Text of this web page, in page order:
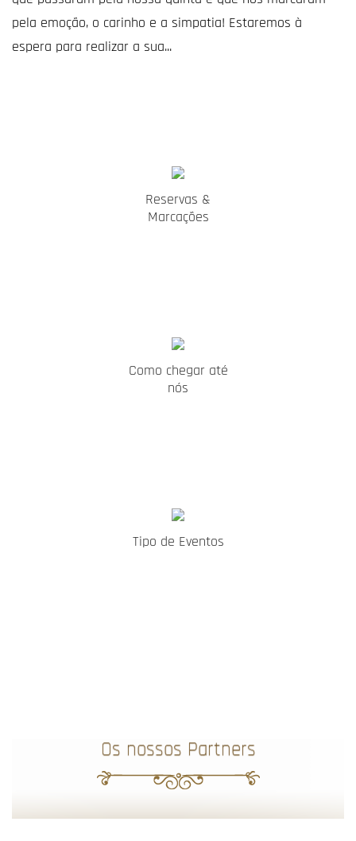
pela emoção, o carinho e a simpatia! Estaremos à
espera para realizar a sua...
Reservas &
Marcações
Como chegar até
nós
Tipo de Eventos
Os nossos Partners